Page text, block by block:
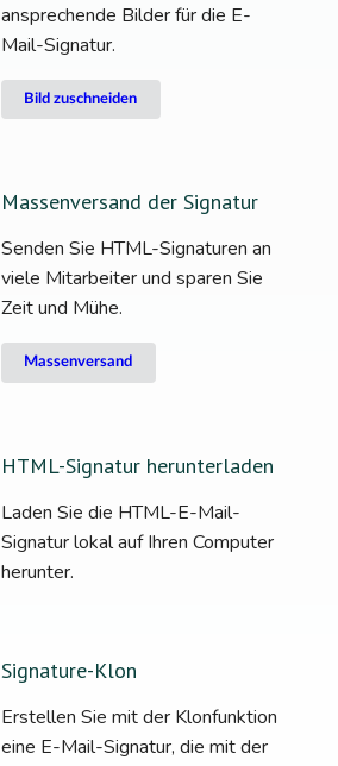
ansprechende Bilder für die E-
Mail-Signatur.
Bild zuschneiden
Massenversand der Signatur
Senden Sie HTML-Signaturen an
viele Mitarbeiter und sparen Sie
Zeit und Mühe.
Massenversand
HTML-Signatur herunterladen
Laden Sie die HTML-E-Mail-
Signatur lokal auf Ihren Computer
herunter.
Signature-Klon
Erstellen Sie mit der Klonfunktion
eine E-Mail-Signatur, die mit der